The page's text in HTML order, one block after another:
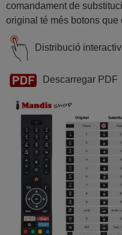
comandament de
original té més botons que
Distribució
Descarregar PDF